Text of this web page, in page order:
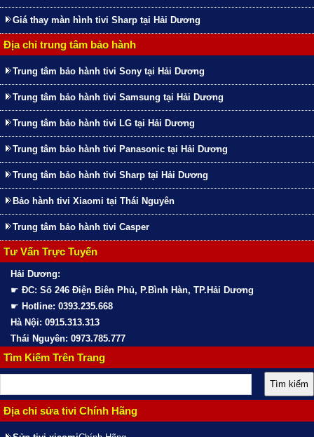
Giá thay màn hình tivi Sharp tại Hải Dương
Địa chỉ trung tâm bảo hành
Trung tâm bảo hành tivi Sony tại Hải Dương
Trung tâm bảo hành tivi Samsung tại Hải Dương
Trung tâm bảo hành tivi LG tại Hải Dương
Trung tâm bảo hành tivi Panasonic tại Hải Dương
Trung tâm bảo hành tivi Sharp tại Hải Dương
Bảo hành tivi Xiaomi tại Thái Nguyên
Trung tâm bảo hành tivi Casper
Tư Vấn Trực Tuyến
Hải Dương:
☛ ĐC: Số 246 Điện Biên Phủ, P.Bình Hàn, TP.Hải Dương
☛ Hotline: 0393.235.668
Hà Nội: 0915.313.313
Thái Nguyên: 0973.785.777
Tìm Kiếm Trên Trang
Địa chỉ sửa tivi Chính Hãng